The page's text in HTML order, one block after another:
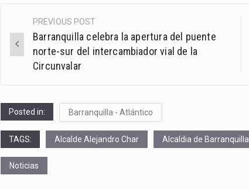
Post
navigation
PREVIOUS POST
Barranquilla celebra la apertura del puente
norte-sur del intercambiador vial de la
Circunvalar
Posted in: Barranquilla - Atlántico
TAGS: Alcalde Alejandro Char Alcaldia de Barranquilla
Noticias